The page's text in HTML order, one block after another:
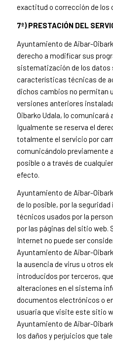
exactitud o corrección de los
7º) PRESTACIÓN DEL
Ayuntamiento de Aibar-
derecho a modificar sus
sistematización de los datos
características técnicas de
dichos cambios no permitan
versiones anteriores
Oibarko Udala, lo comunicará
Igualmente se reserva el
totalmente el servicio por
comunicándolo previamente
posible o a través de
efecto.
Ayuntamiento de Aibar-
de lo posible, por la
técnicos usados por la
por las páginas del sitio web.
Internet no puede ser
Ayuntamiento de Aibar-
la ausencia de virus u otros
introducidos por terceros,
alteraciones en el sistema
documentos electrónicos o
usuaria que visite este sitio
Ayuntamiento de Aibar-
los daños y perjuicios que